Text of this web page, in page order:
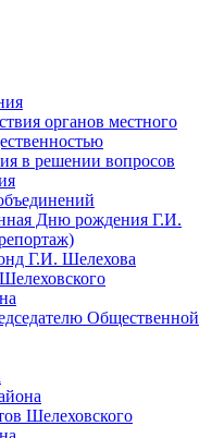
органов местного
в решении вопросов
Дню рождения Г.И.
Г.И. Шелехова
Общественной
Шелеховского